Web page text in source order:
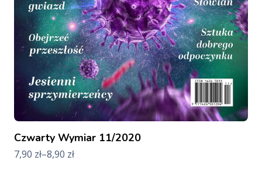
Czwarty Wymiar 11/2020
7,90 zł–8,90 zł